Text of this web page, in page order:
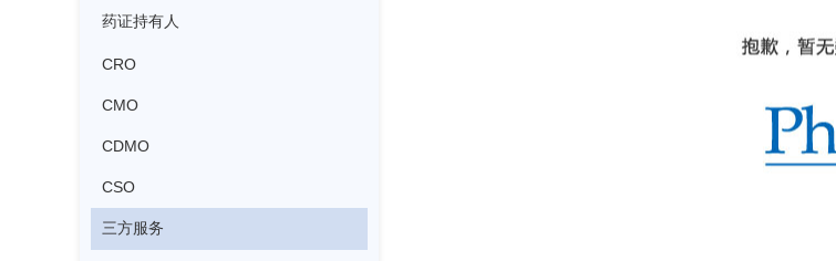
药证持有人
CRO
CMO
CDMO
CSO
三方服务